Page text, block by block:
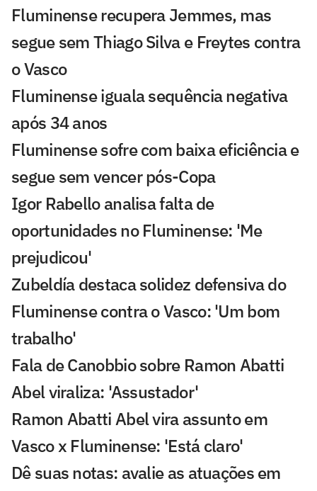
Fluminense recupera Jemmes, mas
segue sem Thiago Silva e Freytes contra
o Vasco
Fluminense iguala sequência negativa
após 34 anos
Fluminense sofre com baixa eficiência e
segue sem vencer pós-Copa
Igor Rabello analisa falta de
oportunidades no Fluminense: 'Me
prejudicou'
Zubeldía destaca solidez defensiva do
Fluminense contra o Vasco: 'Um bom
trabalho'
Fala de Canobbio sobre Ramon Abatti
Abel viraliza: 'Assustador'
Ramon Abatti Abel vira assunto em
Vasco x Fluminense: 'Está claro'
Dê suas notas: avalie as atuações em